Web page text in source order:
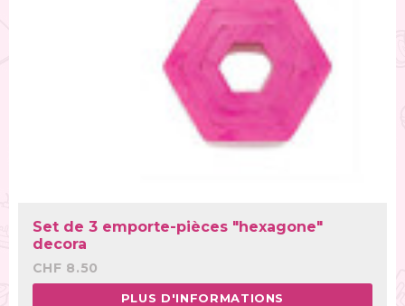
Set de 3 emporte-pièces "hexagone"
decora
CHF 8.50
PLUS D'INFORMATIONS